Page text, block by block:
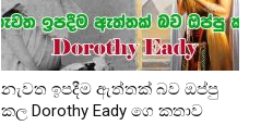
නැවත ඉපදීම ඇත්තක් බව ඔප්පු
කල Dorothy Eady ගෙ කතාව